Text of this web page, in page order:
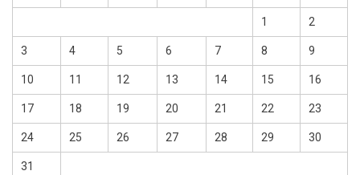
1 2
3 4 5 6 7 8 9
10 11 12 13 14 15 16
17 18 19 20 21 22 23
24 25 26 27 28 29 30
31